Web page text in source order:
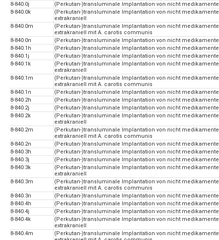
8-840.0j
(Perkutan-)transluminale Implantation von nicht
8-840.0k
(Perkutan-)transluminale Implantation von nicht
extrakraniell
8-840.0m
(Perkutan-)transluminale Implantation von nicht
extrakraniell mit A. carotis communis
8-840.0n
(Perkutan-)transluminale Implantation von nicht
8-840.1h
(Perkutan-)transluminale Implantation von nicht
8-840.1j
(Perkutan-)transluminale Implantation von nicht
8-840.1k
(Perkutan-)transluminale Implantation von nicht
extrakraniell
8-840.1m
(Perkutan-)transluminale Implantation von nicht
extrakraniell mit A. carotis communis
8-840.1n
(Perkutan-)transluminale Implantation von nicht
8-840.2h
(Perkutan-)transluminale Implantation von nicht
8-840.2j
(Perkutan-)transluminale Implantation von nicht
8-840.2k
(Perkutan-)transluminale Implantation von nicht
extrakraniell
8-840.2m
(Perkutan-)transluminale Implantation von nicht
extrakraniell mit A. carotis communis
8-840.2n
(Perkutan-)transluminale Implantation von nicht
8-840.3h
(Perkutan-)transluminale Implantation von nicht
8-840.3j
(Perkutan-)transluminale Implantation von nicht
8-840.3k
(Perkutan-)transluminale Implantation von nicht
extrakraniell
8-840.3m
(Perkutan-)transluminale Implantation von nicht
extrakraniell mit A. carotis communis
8-840.3n
(Perkutan-)transluminale Implantation von nicht
8-840.4h
(Perkutan-)transluminale Implantation von nicht
8-840.4j
(Perkutan-)transluminale Implantation von nicht
8-840.4k
(Perkutan-)transluminale Implantation von nicht
extrakraniell
8-840.4m
(Perkutan-)transluminale Implantation von nicht